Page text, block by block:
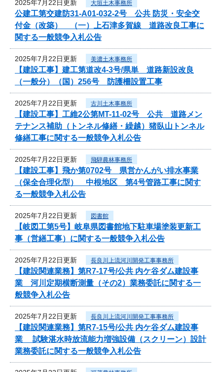
2025年7月22日更新 大垣土木事務所
公建工第交建防31-A01-032-2号 公共 防災・安全交
付金（改築） （一）上石津多賀線 道路改良工事に
関する一般競争入札公告
2025年7月22日更新 美濃土木事務所
【建設工事】建工第道改4-3号/県単 道路新設改良
（一般分）（国）256号 防護柵設置工事
2025年7月22日更新 古川土木事務所
【建設工事】工維2公第MT-11-02号 公共 道路メン
テナンス補助（トンネル修繕・繰越）猪臥山トンネル
修繕工事に関する一般競争入札公告
2025年7月22日更新 飛騨農林事務所
【建設工事】飛か第0702号 県営かんがい排水事業
（保全合理化型） 中根地区 第4号管路工事に関す
る一般競争入札公告
2025年7月22日更新 図書館
【岐図工第5号】岐阜県図書館地下駐車場塗装更新工
事（営繕工事）に関する一般競争入札公告
2025年7月22日更新 長良川上流河川開発工事事務所
【建設関連業務】第R7-17号/公共 内ケ谷ダム建設事
業 河川定期横断測量（その2）業務委託に関する一
般競争入札公告
2025年7月22日更新 長良川上流河川開発工事事務所
【建設関連業務】第R7-15号/公共 内ケ谷ダム建設事
業 試験湛水時放流能力増強設備（スクリーン）設計
業務委託に関する一般競争入札公告